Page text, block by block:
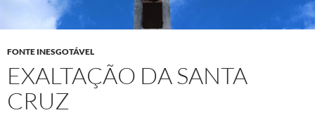
FONTE INESGOTÁVEL
EXALTAÇÃO DA SANTA
CRUZ